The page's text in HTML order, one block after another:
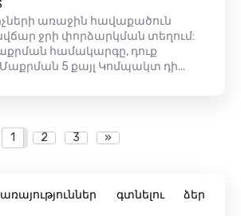
առաջին հավաքածուն
ջրի փորձարկման տեղում:
համակարգը, դուք
5 քայլ Կոմպակտ դի...
1 2 3 »
գտնելու ձեր